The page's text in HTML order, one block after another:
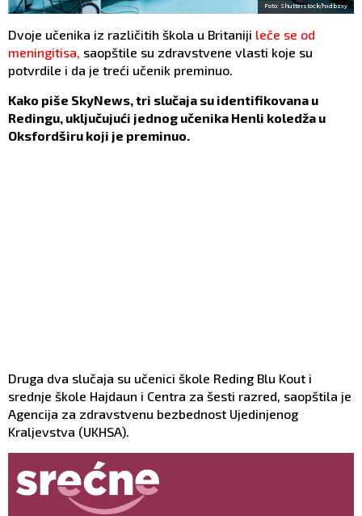
Foto: Shutterstock/hxdbzxy
Dvoje učenika iz različitih škola u Britaniji leče se od
meningitisa, saopštile su zdravstvene vlasti koje su
potvrdile i da je treći učenik preminuo.
Kako piše SkyNews, tri slučaja su identifikovana u
Redingu, uključujući jednog učenika Henli koledža u
Oksfordširu koji je preminuo.
Druga dva slučaja su učenici škole Reding Blu Kout i
srednje škole Hajdaun i Centra za šesti razred, saopštila je
Agencija za zdravstvenu bezbednost Ujedinjenog
Kraljevstva (UKHSA).